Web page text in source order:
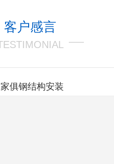
客户感言
俱钢结构安装